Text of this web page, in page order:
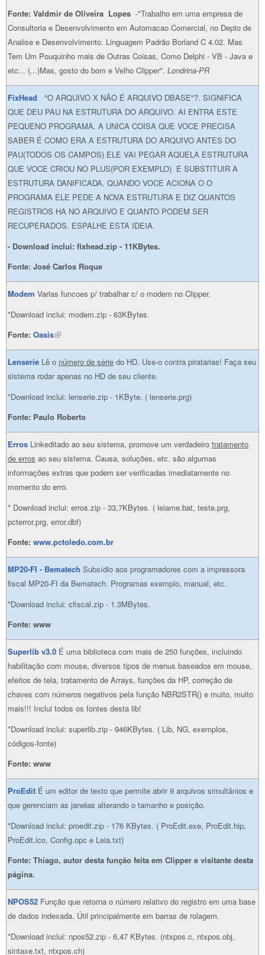
Fonte: Valdmir de Oliveira Lopes -"Trabalho em uma empresa de
Consultoria e Desenvolvimento em Automacao Comercial, no Depto de
Analise e Desenvolvimento. Linguagem Padrão Borland C 4.02. Mas
Tem Um Pouquinho mais de Outras Coisas, Como Delphi - VB - Java e
etc... (...)Mas, gosto do bom e Velho Clipper". Londrina-PR
FixHead
"O ARQUIVO X NÃO É ARQUIVO DBASE"?. SIGNIFICA
QUE DEU PAU NA ESTRUTURA DO ARQUIVO. AI ENTRA ESTE
PEQUENO PROGRAMA. A UNICA COISA QUE VOCE PRECISA
SABER É COMO ERA A ESTRUTURA DO ARQUIVO ANTES DO
PAU(TODOS OS CAMPOS) ELE VAI PEGAR AQUELA ESTRUTURA
QUE VOCE CRIOU NO PLUS(POR EXEMPLO) E SUBSTITUIR A
ESTRUTURA DANIFICADA. QUANDO VOCE ACIONA O O
PROGRAMA ELE PEDE A NOVA ESTRUTURA E DIZ QUANTOS
REGISTROS HA NO ARQUIVO E QUANTO PODEM SER
RECUPERADOS. ESPALHE ESTA IDEIA.
- Download inclui: fixhead.zip - 11KBytes.
Fonte: José Carlos Roque
Modem Varias funcoes p/ trabalhar c/ o modem no Clipper.
*Download inclui: modem.zip - 63KBytes.
Fonte: Oasis(link is external)
Lenserie Lê o número de série do HD. Use-o contra piratarias! Faça seu
sistema rodar apenas no HD de seu cliente.
*Download inclui: lenserie.zip - 1KByte. ( lenserie.prg)
Fonte: Paulo Roberto
Erros Linkeditado ao seu sistema, promove um verdadeiro tratamento
de erros ao seu sistema. Causa, soluções, etc. são algumas
informações extras que podem ser verificadas imediatamente no
momento do erro.
* Download inclui: erros.zip - 33,7KBytes. ( leiame.bat, teste.prg,
pcterror.prg, error.dbf)
Fonte: www.pctoledo.com.br
MP20-FI - Bematech Subsídio aos programadores com a impressora
fiscal MP20-FI da Bematech. Programas exemplo, manual, etc.
*Download inclui: cfiscal.zip - 1.3MBytes.
Fonte: www
Superlib v3.0 É uma biblioteca com mais de 250 funções, incluindo
habilitação com mouse, diversos tipos de menus baseados em mouse,
efeitos de tela, tratamento de Arrays, funções da HP, correção de
chaves com números negativos pela função NBR2STR() e muito, muito
mais!!! Inclui todos os fontes desta lib!
*Download inclui: superlib.zip - 946KBytes. ( Lib, NG, exemplos,
códigos-fonte)
Fonte: www
ProEdit É um editor de texto que permite abrir 9 arquivos simultânios e
que gerenciam as janelas alterando o tamanho e posição.
*Download inclui: proedit.zip - 176 KBytes. ( ProEdit.exe, ProEdit.hlp,
ProEdit.ico, Config.opc e Leia.txt)
Fonte: Thiago, autor desta função feita em Clipper e visitante desta
página.
NPOS52 Função que retorna o número relativo do registro em uma base
de dados indexada. Útil principalmente em barras de rolagem.
*Download inclui: npos52.zip - 6,47 KBytes. (ntxpos.c, ntxpos.obj,
sintaxe.txt, ntxpos.ch)